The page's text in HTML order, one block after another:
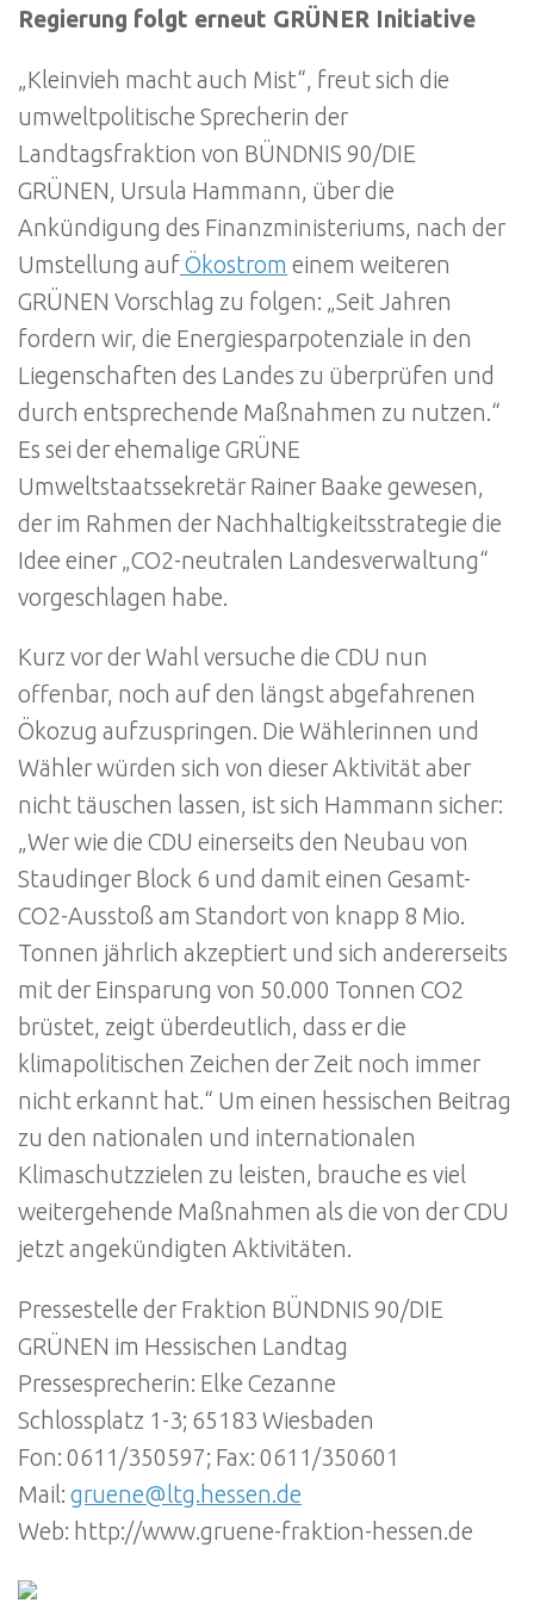
Regierung folgt erneut GRÜNER Initiative
„Kleinvieh macht auch Mist“, freut sich die
umweltpolitische Sprecherin der
Landtagsfraktion von BÜNDNIS 90/DIE
GRÜNEN, Ursula Hammann, über die
Ankündigung des Finanzministeriums, nach der
Umstellung aufÖkostrom einem weiteren
GRÜNEN Vorschlag zu folgen: „Seit Jahren
fordern wir, die Energiesparpotenziale in den
Liegenschaften des Landes zu überprüfen und
durch entsprechende Maßnahmen zu nutzen.“
Es sei der ehemalige GRÜNE
Umweltstaatssekretär Rainer Baake gewesen,
der im Rahmen der Nachhaltigkeitsstrategie die
Idee einer „CO2-neutralen Landesverwaltung“
vorgeschlagen habe.
Kurz vor der Wahl versuche die CDU nun
offenbar, noch auf den längst abgefahrenen
Ökozug aufzuspringen. Die Wählerinnen und
Wähler würden sich von dieser Aktivität aber
nicht täuschen lassen, ist sich Hammann sicher:
„Wer wie die CDU einerseits den Neubau von
Staudinger Block 6 und damit einen Gesamt-
CO2-Ausstoß am Standort von knapp 8 Mio.
Tonnen jährlich akzeptiert und sich andererseits
mit der Einsparung von 50.000 Tonnen CO2
brüstet, zeigt überdeutlich, dass er die
klimapolitischen Zeichen der Zeit noch immer
nicht erkannt hat.“ Um einen hessischen Beitrag
zu den nationalen und internationalen
Klimaschutzzielen zu leisten, brauche es viel
weitergehende Maßnahmen als die von der CDU
jetzt angekündigten Aktivitäten.
Pressestelle der Fraktion BÜNDNIS 90/DIE
GRÜNEN im Hessischen Landtag
Pressesprecherin: Elke Cezanne
Schlossplatz 1-3; 65183 Wiesbaden
Fon: 0611/350597; Fax: 0611/350601
Mail: gruene@ltg.hessen.de
Web: http://www.gruene-fraktion-hessen.de